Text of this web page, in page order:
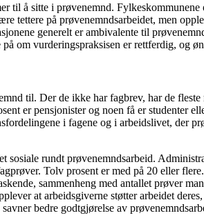
til å sitte i prøvenemnd.
på prøvenemndsarbeidet, men
generelt er ambivalente til
om vurderingspraksisen er rettferdig, og
til. Der de ikke har fagbrev, har de
er pensjonister og noen få er studenter
i fagene og i arbeidslivet, der
rundt prøvenemndsarbeid.
Tolv prosent er med på 20 eller
sammenheng med antallet prøver
at arbeidsgiverne støtter arbeidet
bedre godtgjørelse av